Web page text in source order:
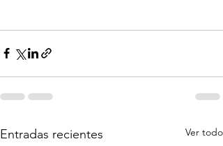
Entradas recientes Ver todo